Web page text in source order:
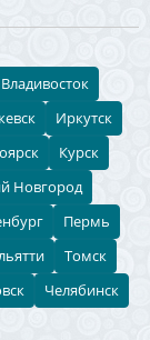
Владивосток
Иркутск
Курск
Новгород
Пермь
Томск
Челябинск